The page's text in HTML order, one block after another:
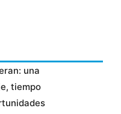
una
tiempo